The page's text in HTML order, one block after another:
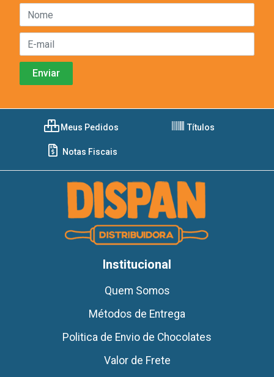
Meus Pedidos Títulos
Notas Fiscais
Institucional
Quem Somos
Métodos de Entrega
Politica de Envio de Chocolates
Valor de Frete